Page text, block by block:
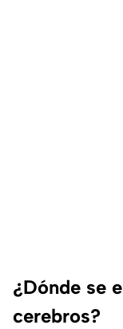
¿Dónde se
cerebros?